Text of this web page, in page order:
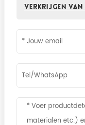
verkrijgen van